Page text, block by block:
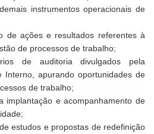
instrumentos operacionais de
de ações e resultados referentes à
de processos de trabalho;
de auditoria divulgados pela
Interno, apurando oportunidades de
de trabalho;
implantação e acompanhamento de
estudos e propostas de redefinição